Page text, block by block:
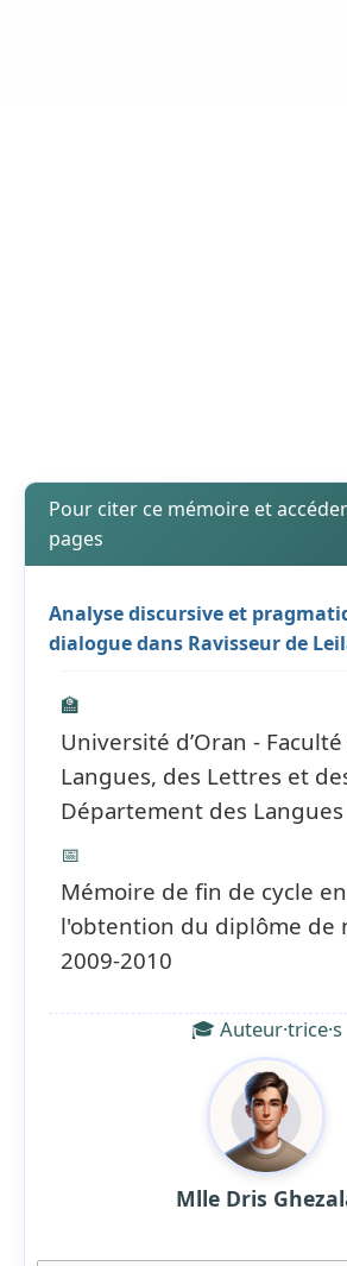
Pour citer ce mémoire et
pages
Analyse discursive et
dialogue dans Ravisseur de
🏫
Université d’Oran -
Langues, des Lettres et
Département des
📅
Mémoire de fin de cycle
l'obtention du diplôme de
2009-2010
🎓 Auteur·trice·s
Mlle Dris